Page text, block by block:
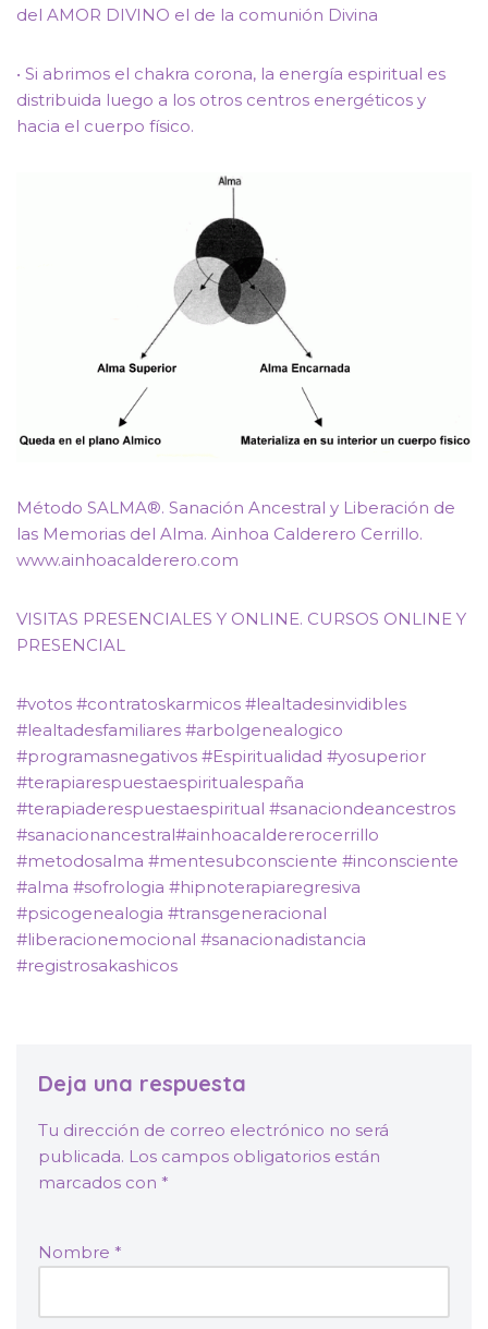
del AMOR DIVINO el de la comunión Divina
• Si abrimos el chakra corona, la energía espiritual es
distribuida luego a los otros centros energéticos y
hacia el cuerpo físico.
Método SALMA®. Sanación Ancestral y Liberación de
las Memorias del Alma. Ainhoa Calderero Cerrillo.
www.ainhoacalderero.com
VISITAS PRESENCIALES Y ONLINE. CURSOS ONLINE Y
PRESENCIAL
#votos #contratoskarmicos #lealtadesinvidibles
#lealtadesfamiliares #arbolgenealogico
#programasnegativos #Espiritualidad #yosuperior
#terapiarespuestaespiritualespaña
#terapiaderespuestaespiritual #sanaciondeancestros
#sanacionancestral#ainhoacaldererocerrillo
#metodosalma #mentesubconsciente #inconsciente
#alma #sofrologia #hipnoterapiaregresiva
#psicogenealogia #transgeneracional
#liberacionemocional #sanacionadistancia
#registrosakashicos
Deja una respuesta
Tu dirección de correo electrónico no será
publicada. Los campos obligatorios están
marcados con *
Nombre *